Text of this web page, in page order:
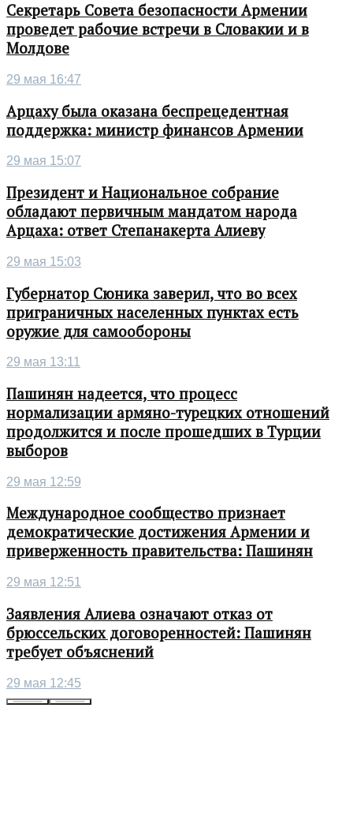
Секретарь Совета безопасности Армении
проведет рабочие встречи в Словакии и в
Молдове
29 мая 16:47
Арцаху была оказана беспрецедентная
поддержка: министр финансов Армении
29 мая 15:07
Президент и Национальное собрание
обладают первичным мандатом народа
Арцаха: ответ Степанакерта Алиеву
29 мая 15:03
Губернатор Сюника заверил, что во всех
приграничных населенных пунктах есть
оружие для самообороны
29 мая 13:11
Пашинян надеется, что процесс
нормализации армяно-турецких отношений
продолжится и после прошедших в Турции
выборов
29 мая 12:59
Международное сообщество признает
демократические достижения Армении и
приверженность правительства: Пашинян
29 мая 12:51
Заявления Алиева означают отказ от
брюссельских договоренностей: Пашинян
требует объяснений
29 мая 12:45